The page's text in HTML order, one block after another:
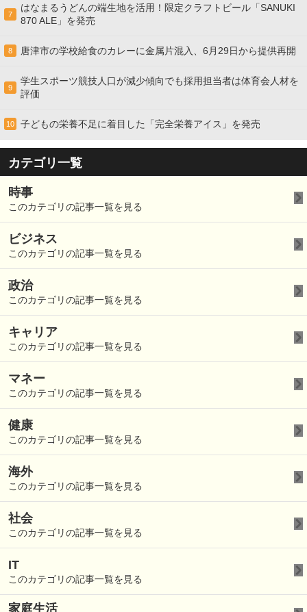
7
はなまるうどんの端生地を活用！限定クラフトビール「SANUKI
870 ALE」を発売
8 唐津市の学校給食のカレーに金属片混入、6月29日から提供再開
9
学生スポーツ競技人口が減少傾向でも採用担当者は体育会人材を
評価
10 子どもの栄養不足に着目した「完全栄養アイス」を発売
カテゴリ一覧
時事
このカテゴリの記事一覧を見る
ビジネス
このカテゴリの記事一覧を見る
政治
このカテゴリの記事一覧を見る
キャリア
このカテゴリの記事一覧を見る
マネー
このカテゴリの記事一覧を見る
健康
このカテゴリの記事一覧を見る
海外
このカテゴリの記事一覧を見る
社会
このカテゴリの記事一覧を見る
IT
このカテゴリの記事一覧を見る
家庭生活